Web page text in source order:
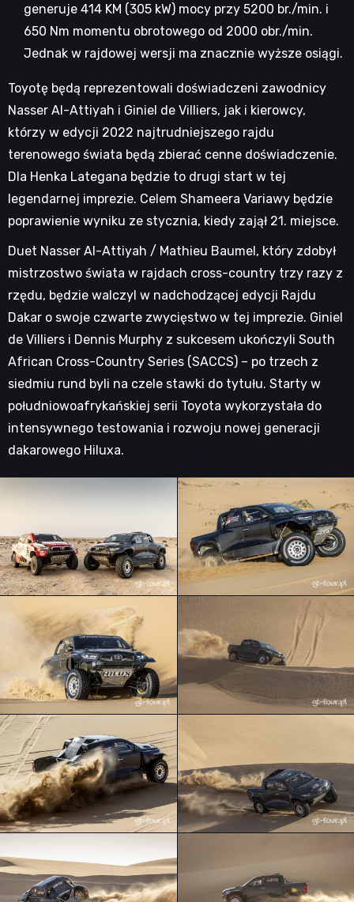
generuje 414 KM (305 kW) mocy przy 5200 br./min. i
650 Nm momentu obrotowego od 2000 obr./min.
Jednak w rajdowej wersji ma znacznie wyższe osiągi.
Toyotę będą reprezentowali doświadczeni zawodnicy
Nasser Al-Attiyah i Giniel de Villiers, jak i kierowcy,
którzy w edycji 2022 najtrudniejszego rajdu
terenowego świata będą zbierać cenne doświadczenie.
Dla Henka Lategana będzie to drugi start w tej
legendarnej imprezie. Celem Shameera Variawy będzie
poprawienie wyniku ze stycznia, kiedy zajął 21. miejsce.
Duet Nasser Al-Attiyah / Mathieu Baumel, który zdobył
mistrzostwo świata w rajdach cross-country trzy razy z
rzędu, będzie walczyl w nadchodzącej edycji Rajdu
Dakar o swoje czwarte zwycięstwo w tej imprezie. Giniel
de Villiers i Dennis Murphy z sukcesem ukończyli South
African Cross-Country Series (SACCS) – po trzech z
siedmiu rund byli na czele stawki do tytułu. Starty w
południowoafrykańskiej serii Toyota wykorzystała do
intensywnego testowania i rozwoju nowej generacji
dakarowego Hiluxa.